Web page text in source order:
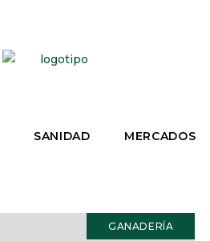
SANIDAD MERCADOS
GANADERÍA